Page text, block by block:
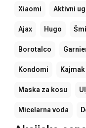
Xiaomi Aktivni
Ajax Hugo
Borotalco
Kondomi Kajmak
Maska za kosu
Micelarna voda